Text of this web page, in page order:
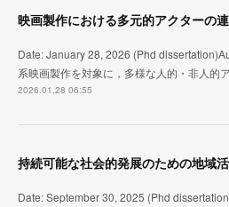
Date: January 28, 2026 (Phd
系映画製作を対象に，多様な人的・非人的
2026.01.28 06:55
Date: September 30, 2025 (Phd